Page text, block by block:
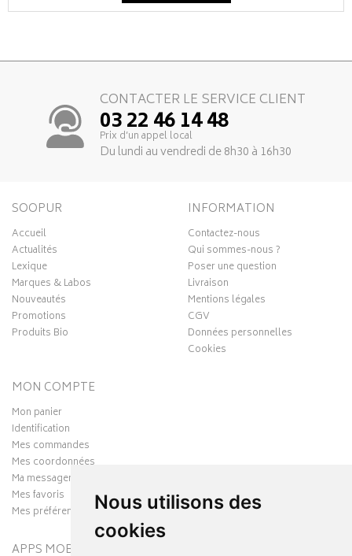
Nous utilisons des
cookies
CONTACTER LE SERVICE CLIENT
03 22 46 14 48
Prix d’un appel local
Du lundi au vendredi de 8h30 à 16h30
SOOPUR
Accueil
Actualités
Lexique
Marques & Labos
Nouveautés
Promotions
Produits Bio
INFORMATION
Contactez-nous
Qui sommes-nous ?
Poser une question
Livraison
Mentions légales
CGV
Données personnelles
Cookies
MON COMPTE
Mon panier
Identification
Mes commandes
Mes coordonnées
Ma messagerie
Mes favoris
Mes préférences Cookies
APPS MOBILES